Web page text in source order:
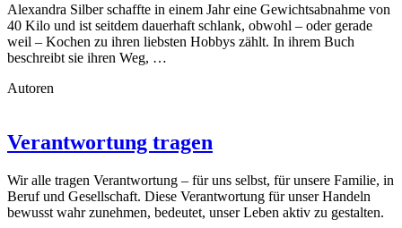
Alexandra Silber schaffte in einem Jahr eine Gewichtsabnahme von
40 Kilo und ist seitdem dauerhaft schlank, obwohl – oder gerade
weil – Kochen zu ihren liebsten Hobbys zählt. In ihrem Buch
beschreibt sie ihren Weg, …
Autoren
Verantwortung tragen
Wir alle tragen Verantwortung – für uns selbst, für unsere Familie, in
Beruf und Gesellschaft. Diese Verantwortung für unser Handeln
bewusst wahr zunehmen, bedeutet, unser Leben aktiv zu gestalten.